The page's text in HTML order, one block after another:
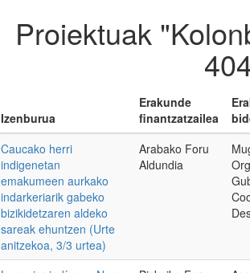
Proiektuak
Izenburua
Erakunde
finantzatzailea
Caucako herri
indigenetan
emakumeen aurkako
indarkeriarik gabeko
bizikidetzaren aldeko
sareak ehuntzen (Urte
anitzekoa, 3/3 urtea)
Arabako Foru
Aldundia